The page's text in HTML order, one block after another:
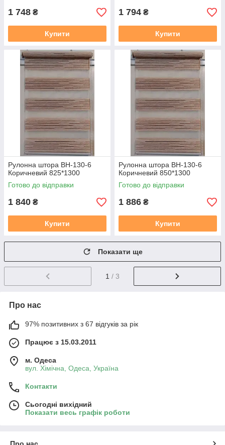
1 748 ₴
Купити
1 794 ₴
Купити
Рулонна штора ВН-130-6
Коричневий 825*1300
Готово до відправки
1 840 ₴
Купити
Рулонна штора ВН-130-6
Коричневий 850*1300
Готово до відправки
1 886 ₴
Купити
Показати ще
1 / 3
Про нас
97% позитивних з 67 відгуків за рік
Працює з 15.03.2011
м. Одеса
вул. Хiмiчна, Одеса, Україна
Контакти
Сьогодні вихідний
Показати весь графік роботи